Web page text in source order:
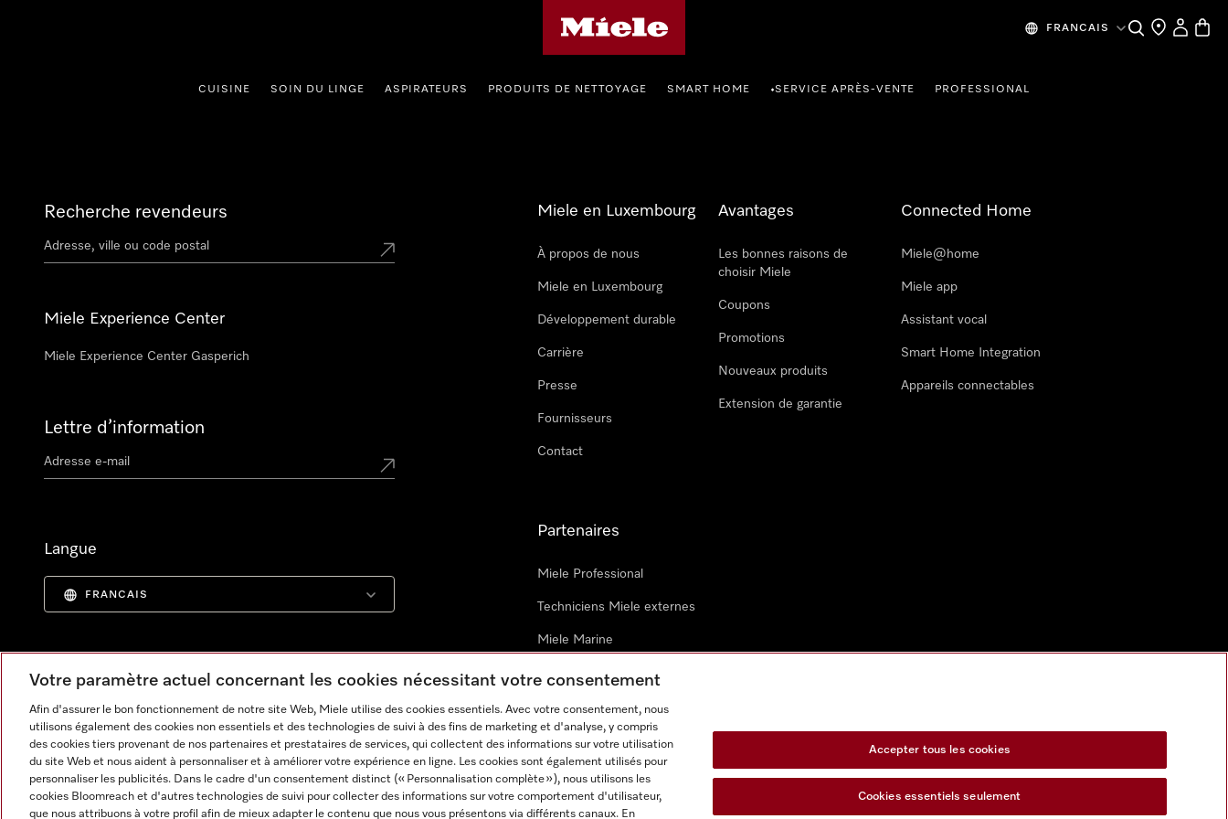
FRANCAIS Recherche
MesPanier
CUISINE SOIN DU LINGE ASPIRATEURS PRODUITS DE NETTOYAGE SMART HOME •SERVICE APRÈS-VENTE PROFESSIONAL
Recherche revendeurs
Miele Experience Center
Miele Experience Center Gasperich
Lettre d’information
Langue
FRANCAIS
Miele en Luxembourg
À propos de nous
Miele en Luxembourg
Développement durable
Carrière
Presse
Fournisseurs
Contact
Avantages
Les bonnes raisons de
choisir Miele
Coupons
Promotions
Nouveaux produits
Extension de garantie
Connected Home
Miele@home
Miele app
Assistant vocal
Smart Home Integration
Appareils connectables
Partenaires
Miele Professional
Techniciens Miele externes
Miele Marine
Architectes & promoteurs
Informations légales CGV Protection des données Conditions d’utilisation Déclaration d'accessibilité
Formulaire de rétractation
Votre paramètre actuel concernant les cookies nécessitant votre consentement
Afin d'assurer le bon fonctionnement de notre site Web, Miele utilise des cookies essentiels. Avec votre consentement, nous
utilisons également des cookies non essentiels et des technologies de suivi à des fins de marketing et d'analyse, y compris
des cookies tiers provenant de nos partenaires et prestataires de services, qui collectent des informations sur votre utilisation
du site Web et nous aident à personnaliser et à améliorer votre expérience en ligne. Les cookies sont également utilisés pour
personnaliser les publicités. Dans le cadre d'un consentement distinct (« Personnalisation complète »), nous utilisons les
cookies Bloomreach et d'autres technologies de suivi pour collecter des informations sur votre comportement d'utilisateur,
que nous attribuons à votre profil afin de mieux adapter le contenu que nous vous présentons via différents canaux. En
Accepter tous les cookies
Cookies essentiels seulement